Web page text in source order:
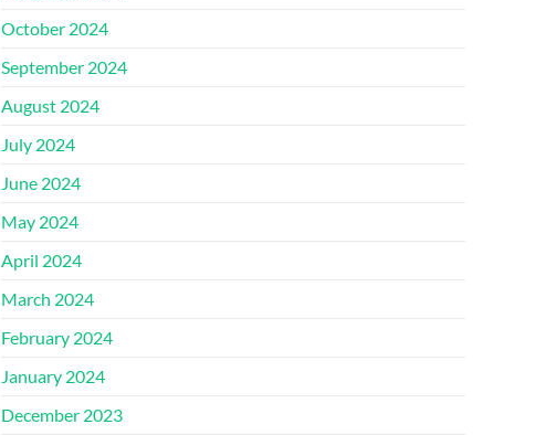
October 2024
September 2024
August 2024
July 2024
June 2024
May 2024
April 2024
March 2024
February 2024
January 2024
December 2023